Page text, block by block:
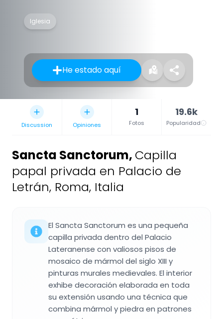
Iglesia
He estado aquí
Discussion Opiniones
1
Fotos
19.6k
Popularidad
Sancta Sanctorum, Capilla
papal privada en Palacio de
Letrán, Roma, Italia
El Sancta Sanctorum es una pequeña
capilla privada dentro del Palacio
Lateranense con valiosos pisos de
mosaico de mármol del siglo XIII y
pinturas murales medievales. El interior
exhibe decoración elaborada en toda
su extensión usando una técnica que
combina mármol y piedra en patrones